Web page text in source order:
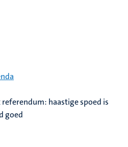
haastige spoed is
goed